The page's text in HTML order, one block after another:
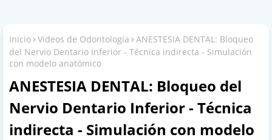
Inicio Videos de Odontología
ANESTESIA DENTAL: Bloqueo
del Nervio Dentario Inferior - Técnica indirecta - Simulación
con modelo anatómico
ANESTESIA DENTAL: Bloqueo del
Nervio Dentario Inferior - Técnica
indirecta - Simulación con modelo